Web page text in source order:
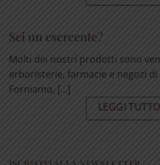
Sei un esercente?
Molti dei nostri prodotti sono
erboristerie, farmacie e negozi
Forniamo, [...]
LEGGI TUTTO